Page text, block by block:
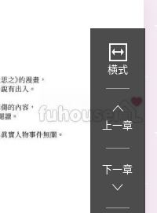
横式
上一章
下一章